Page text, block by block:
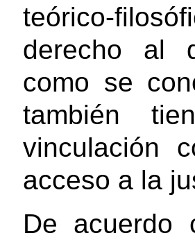
teórico-
derecho al
como se
también
vinculación
acceso a la
De